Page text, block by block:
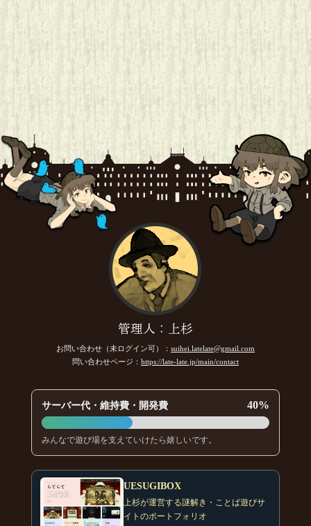
管理人：上杉
お問い合わせ（未ログイン可）： suihei.latelate@gmail.com
問い合わせページ： https://late-late.jp/main/contact
サーバー代・維持費・開発費 40%
みんなで遊び場を支えていけたら嬉しいです。
UESUGIBOX
上杉が運営する謎解き・ことば遊びサ
イトのポートフォリオ